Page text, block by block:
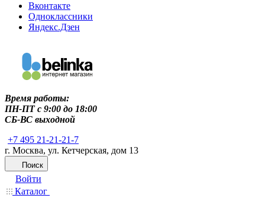
Вконтакте
Одноклассники
Яндекс.Дзен
Время работы:
ПН-ПТ c 9:00 до 18:00
СБ-ВС выходной
+7 495 21-21-21-7
г. Москва, ул. Кетчерская, дом 13
Поиск
Войти
Каталог